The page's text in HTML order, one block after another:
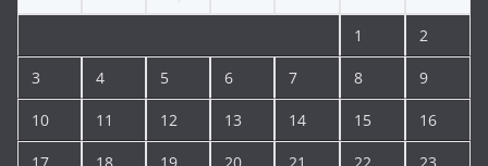
1 2
3 4 5 6 7 8 9
10 11 12 13 14 15 16